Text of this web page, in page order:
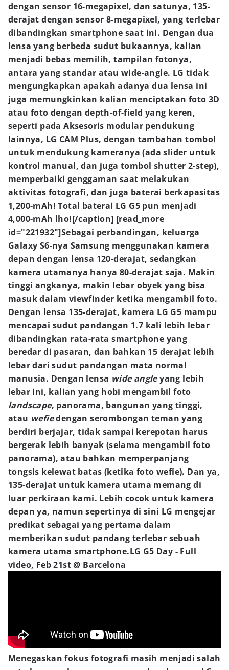
dengan sensor 16-megapixel, dan satunya, 135-
derajat dengan sensor 8-megapixel, yang terlebar
dibandingkan smartphone saat ini. Dengan dua
lensa yang berbeda sudut bukaannya, kalian
menjadi bebas memilih, tampilan fotonya,
antara yang standar atau wide-angle. LG tidak
mengungkapkan apakah adanya dua lensa ini
juga memungkinkan kalian menciptakan foto 3D
atau foto dengan depth-of-field yang keren,
seperti padaAksesoris modular pendukung
lainnya, LG CAM Plus, dengan tambahan tombol
untuk mendukung kameranya (ada slider untuk
kontrol manual, dan juga tombol shutter 2-step),
memperbaiki genggaman saat melakukan
aktivitas fotografi, dan juga baterai berkapasitas
1,200-mAh! Total baterai LG G5 pun menjadi
4,000-mAh lho![/caption] [read_more
id="221932"]Sebagai perbandingan, keluarga
Galaxy S6-nya Samsung menggunakan kamera
depan dengan lensa 120-derajat, sedangkan
kamera utamanya hanya 80-derajat saja. Makin
tinggi angkanya, makin lebar obyek yang bisa
masuk dalam viewfinder ketika mengambil foto.
Dengan lensa 135-derajat, kamera LG G5 mampu
mencapai sudut pandangan 1.7 kali lebih lebar
dibandingkan rata-rata smartphone yang
beredar di pasaran, dan bahkan 15 derajat lebih
lebar dari sudut pandangan mata normal
manusia. Dengan lensa wide angleyang lebih
lebar ini, kalian yang hobi mengambil foto
landscape, panorama, bangunan yang tinggi,
atau wefiedengan serombongan teman yang
berdiri berjajar, tidak sampai kerepotan harus
bergerak lebih banyak (selama mengambil foto
panorama), atau bahkan memperpanjang
tongsis kelewat batas (ketika foto wefie). Dan ya,
135-derajat untuk kamera utama memang di
luar perkiraan kami. Lebih cocok untuk kamera
depan ya, namun sepertinya di sini LG mengejar
predikat sebagai yang pertama dalam
memberikan sudut pandang terlebar sebuah
kamera utama smartphone.LG G5 Day - Full
video, Feb 21st @ Barcelona
Menegaskan fokus fotografi masih menjadi salah